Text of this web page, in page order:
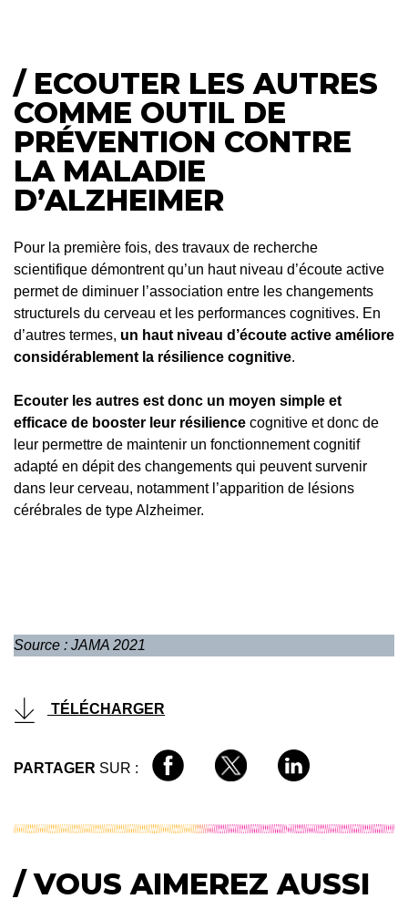
/ ECOUTER LES AUTRES
COMME OUTIL DE
PRÉVENTION CONTRE
LA MALADIE
D’ALZHEIMER
Pour la première fois, des travaux de recherche
scientifique démontrent qu’un haut niveau d’écoute active
permet de diminuer l’association entre les changements
structurels du cerveau et les performances cognitives. En
d’autres termes, un haut niveau d’écoute active améliore
considérablement la résilience cognitive.
Ecouter les autres est donc un moyen simple et
efficace de booster leur résilience cognitive et donc de
leur permettre de maintenir un fonctionnement cognitif
adapté en dépit des changements qui peuvent survenir
dans leur cerveau, notamment l’apparition de lésions
cérébrales de type Alzheimer.
Source : JAMA 2021
TÉLÉCHARGER
PARTAGER SUR :
/ VOUS AIMEREZ AUSSI